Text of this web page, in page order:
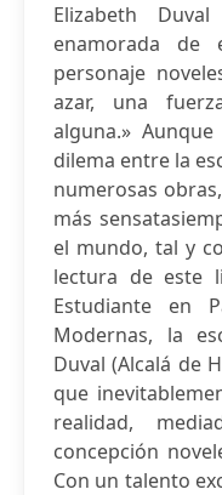
Elizabeth
enamorada
personaje
azar, una
alguna.»
dilema entre la
numerosas
más
el mundo, tal y
lectura de este
Estudiante en
Modernas, la
Duval (Alcalá de
que
realidad,
concepción
Con un talento